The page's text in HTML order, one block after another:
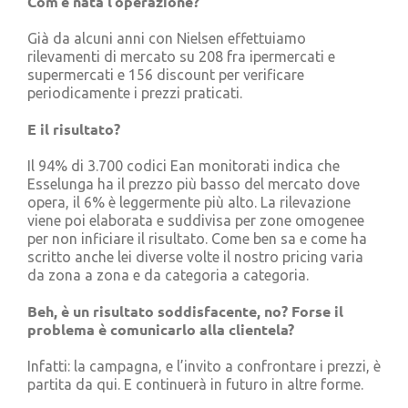
Già da alcuni anni con Nielsen effettuiamo
rilevamenti di mercato su 208 fra ipermercati e
supermercati e 156 discount per verificare
periodicamente i prezzi praticati.
E il risultato?
Il 94% di 3.700 codici Ean monitorati indica che
Esselunga ha il prezzo più basso del mercato dove
opera, il 6% è leggermente più alto. La rilevazione
viene poi elaborata e suddivisa per zone omogenee
per non inficiare il risultato. Come ben sa e come ha
scritto anche lei diverse volte il nostro pricing varia
da zona a zona e da categoria a categoria.
Beh, è un risultato soddisfacente, no? Forse il
problema è comunicarlo alla clientela?
Infatti: la campagna, e l’invito a confrontare i prezzi, è
partita da qui. E continuerà in futuro in altre forme.